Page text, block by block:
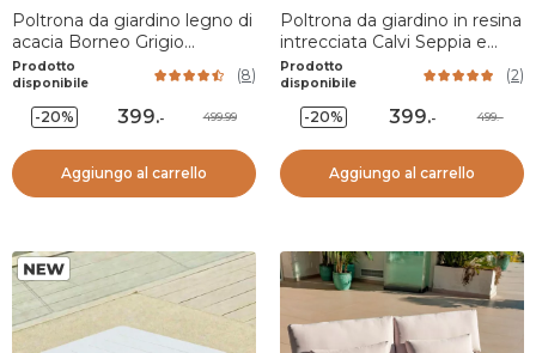
Poltrona da giardino legno di
acacia Borneo Grigio
antracite
Prodotto
disponibile
(8)
-20% 399.- 499.99
Aggiungo al carrello
Poltrona da giardino in resina
intrecciata Calvi Seppia e
beige
Prodotto
disponibile
(2)
-20% 399.- 499.-
Aggiungo al carrello